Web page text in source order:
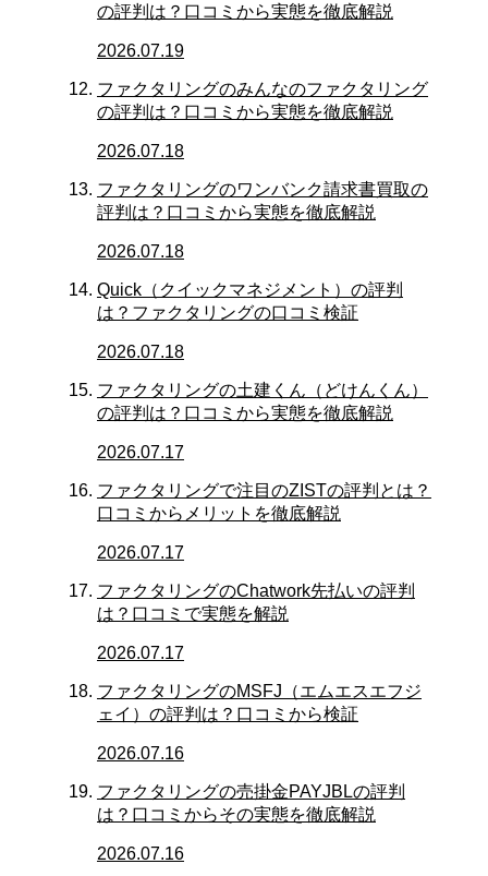
の評判は？口コミから実態を徹底解説
2026.07.19
ファクタリングのみんなのファクタリング
の評判は？口コミから実態を徹底解説
2026.07.18
ファクタリングのワンバンク請求書買取の
評判は？口コミから実態を徹底解説
2026.07.18
Quick（クイックマネジメント）の評判
は？ファクタリングの口コミ検証
2026.07.18
ファクタリングの土建くん（どけんくん）
の評判は？口コミから実態を徹底解説
2026.07.17
ファクタリングで注目のZISTの評判とは？
口コミからメリットを徹底解説
2026.07.17
ファクタリングのChatwork先払いの評判
は？口コミで実態を解説
2026.07.17
ファクタリングのMSFJ（エムエスエフジ
ェイ）の評判は？口コミから検証
2026.07.16
ファクタリングの売掛金PAYJBLの評判
は？口コミからその実態を徹底解説
2026.07.16